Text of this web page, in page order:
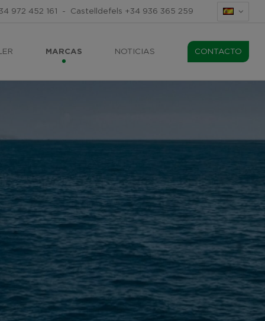
972 452 161 - Castelldefels +34 936 365 259
MARCAS NOTICIAS CONTACTO